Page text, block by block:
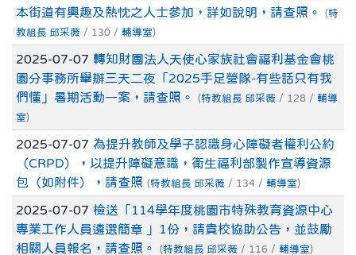
本街道有興趣及熱忱之人士參加，詳如說明，請查照。
(特
教組長 邱采薇 / 130 / 輔導室)
2025-07-07 轉知財團法人天使心家族社會福利基金會桃
園分事務所舉辦三天二夜「2025手足營隊-有些話只有我
們懂」暑期活動一案，請查照。
(特教組長 邱采薇 / 128 / 輔導
室)
2025-07-07 為提升教師及學子認識身心障礙者權利公約
（CRPD），以提升障礙意識，衛生福利部製作宣導資源
包（如附件），請查照 (特教組長 邱采薇 / 134 / 輔導室)
2025-07-07 檢送「114學年度桃園市特殊教育資源中心
專業工作人員遴選簡章 」1份，請貴校協助公告，並鼓勵
相關人員報名，請查照。
(特教組長 邱采薇 / 116 / 輔導室)